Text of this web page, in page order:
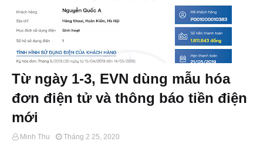
Từ ngày 1-3, EVN dùng mẫu hóa
đơn điện tử và thông báo tiền điện
mới
Minh Thu Tháng 2 25, 2020